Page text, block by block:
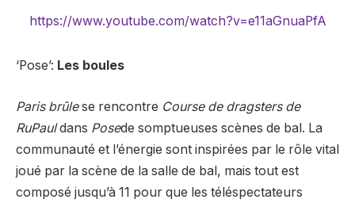
https://www.youtube.com/watch?v=e11aGnuaPfA
‘Pose’: Les boules
Paris brûlese rencontre Course de dragsters de
RuPauldans Posede somptueuses scènes de bal. La
communauté et l’énergie sont inspirées par le rôle vital
joué par la scène de la salle de bal, mais tout est
composé jusqu’à 11 pour que les téléspectateurs